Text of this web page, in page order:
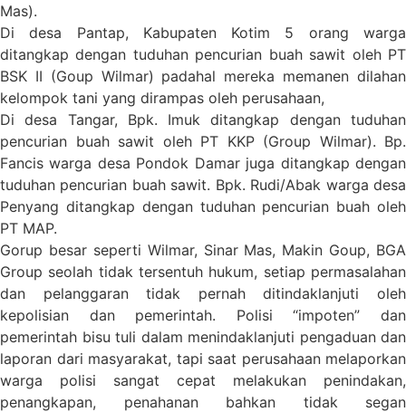
Mas).
Di desa Pantap, Kabupaten Kotim 5 orang warga
ditangkap dengan tuduhan pencurian buah sawit oleh PT
BSK II (Goup Wilmar) padahal mereka memanen dilahan
kelompok tani yang dirampas oleh perusahaan,
Di desa Tangar, Bpk. Imuk ditangkap dengan tuduhan
pencurian buah sawit oleh PT KKP (Group Wilmar). Bp.
Fancis warga desa Pondok Damar juga ditangkap dengan
tuduhan pencurian buah sawit. Bpk. Rudi/Abak warga desa
Penyang ditangkap dengan tuduhan pencurian buah oleh
PT MAP.
Gorup besar seperti Wilmar, Sinar Mas, Makin Goup, BGA
Group seolah tidak tersentuh hukum, setiap permasalahan
dan pelanggaran tidak pernah ditindaklanjuti oleh
kepolisian dan pemerintah. Polisi “impoten” dan
pemerintah bisu tuli dalam menindaklanjuti pengaduan dan
laporan dari masyarakat, tapi saat perusahaan melaporkan
warga polisi sangat cepat melakukan penindakan,
penangkapan, penahanan bahkan tidak segan